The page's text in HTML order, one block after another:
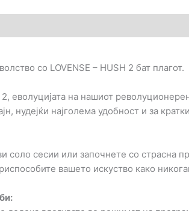
со LOVENSE – HUSH 2 бат плагот.
еволуцијата на нашиот
нудејќи најголема удобност и за
соло сесии или започнете со страсна
вашето искуство како